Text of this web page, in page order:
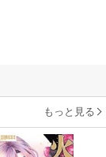
もっと見る